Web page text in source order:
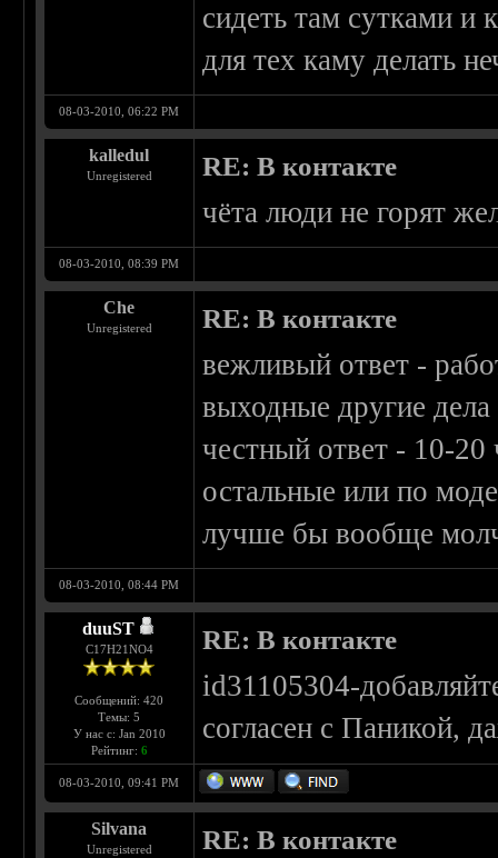
сидеть там сутками и
для тех каму делать
08-03-2010, 06:22 PM
kalledul
Unregistered RE: В контакте
чёта люди не горят
08-03-2010, 08:39 PM
Che
Unregistered RE: В контакте
вежливый ответ -
выходные другие дела
честный ответ - 10-20
остальные или по
лучше бы вообще
08-03-2010, 08:44 PM
duuST
С17H21NO4
Сообщений: 420
Темы: 5
У нас с: Jan 2010
Рейтинг: 6
RE: В контакте
id31105304-
согласен с Паникой,
08-03-2010, 09:41 PM
Silvana
Unregistered RE: В контакте